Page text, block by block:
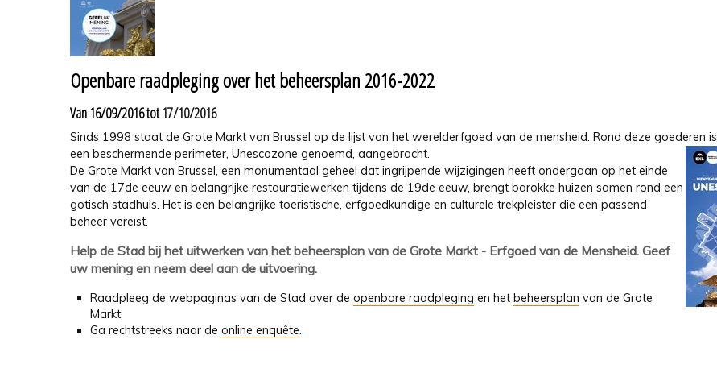
Openbare raadpleging over het beheersplan 2016-2022
Van 16/09/2016 tot17/10/2016
Sinds 1998 staat de Grote Markt van Brussel op de lijst van het werelderfgoed van de mensheid. Rond deze goederen is
een beschermende perimeter, Unescozone genoemd, aangebracht.
De Grote Markt van Brussel, een monumentaal geheel dat ingrijpende wijzigingen heeft ondergaan op het einde
van de 17de eeuw en belangrijke restauratiewerken tijdens de 19de eeuw, brengt barokke huizen samen rond een
gotisch stadhuis. Het is een belangrijke toeristische, erfgoedkundige en culturele trekpleister die een passend
beheer vereist.
Help de Stad bij het uitwerken van het beheersplan van de Grote Markt - Erfgoed van de Mensheid. Geef
uw mening en neem deel aan de uitvoering.
Raadpleeg de webpaginas van de Stad over de openbare raadpleging en het beheersplan van de Grote
Markt;
Ga rechtstreeks naar de online enquête.